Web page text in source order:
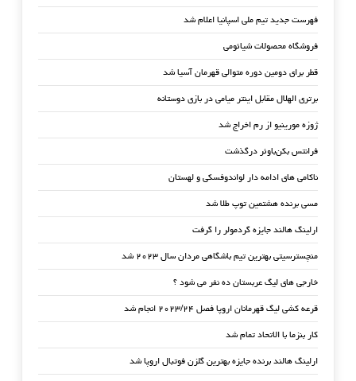
فهرست جدید تیم ملی اسپانیا اعلام شد
فروشگاه محصولات شیائومی
قطر برای دومین دوره متوالی قهرمان آسیا شد
برتری الهلال مقابل اینتر میامی در بازی دوستانه
ژوزه مورینیو از رم اخراج شد
فرانتس بکن‌باوئر درگذشت
ناکامی های ادامه دار لواندوفسکی و لهستان
مسی برنده هشتمین توپ طلا شد
ارلینگ هالند جایزه گردمولر را گرفت
منچسترسیتی بهترین تیم باشگاهی مردان سال ۲۰۲۳ شد
خارجی های لیگ عربستان ده نفر می شود ؟
قرعه کشی لیگ قهرمانان اروپا فصل ۲۰۲۳/۲۴ انجام شد
کار بنزما با الاتحاد تمام شد
ارلینگ هالند برنده جایزه بهترین گلزن فوتبال اروپا شد